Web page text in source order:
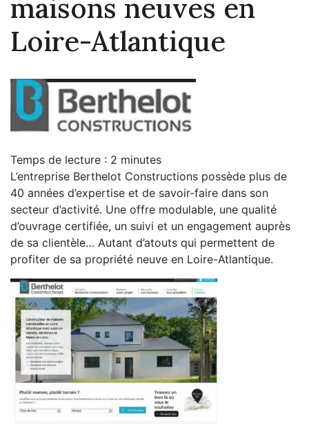
maisons neuves en
Loire-Atlantique
Temps de lecture : 2 minutes
L’entreprise Berthelot Constructions possède plus de
40 années d’expertise et de savoir-faire dans son
secteur d’activité. Une offre modulable, une qualité
d’ouvrage certifiée, un suivi et un engagement auprès
de sa clientèle… Autant d’atouts qui permettent de
profiter de sa propriété neuve en Loire-Atlantique.